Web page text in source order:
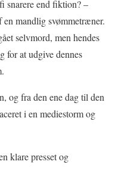
snarere end fiktion? –
mandlig svømmetræner.
selvmord, men hendes
for at udgive dennes
og fra den ene dag til den
i en mediestorm og
klare presset og